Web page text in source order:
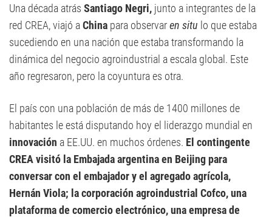
Una década atrás Santiago Negri, junto a integrantes de la
red CREA, viajó aChina para observaren situ lo que estaba
sucediendo en una nación que estaba transformando la
dinámica del negocio agroindustrial a escala global. Este
año regresaron, pero la coyuntura es otra.
El país con una población de más de 1400 millones de
habitantes le está disputando hoy el liderazgo mundial en
innovación a EE.UU. en muchos órdenes. El contingente
CREA visitó la Embajada argentina en Beijing para
conversar con el embajador y el agregado agrícola,
Hernán Viola; la corporación agroindustrial Cofco, una
plataforma de comercio electrónico, una empresa de